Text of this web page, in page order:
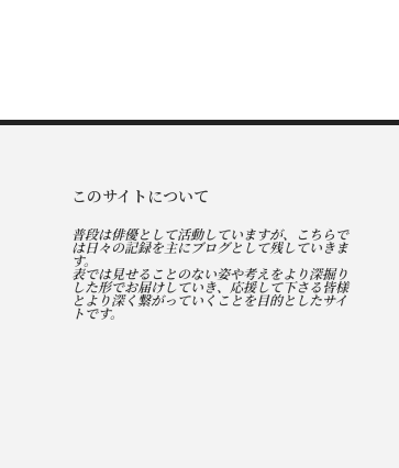
このサイトについて
普段は俳優として活動していますが、こちらで
は日々の記録を主にブログとして残していきま
す。
表では見せることのない姿や考えをより深掘り
した形でお届けしていき、応援して下さる皆様
とより深く繋がっていくことを目的としたサイ
トです。